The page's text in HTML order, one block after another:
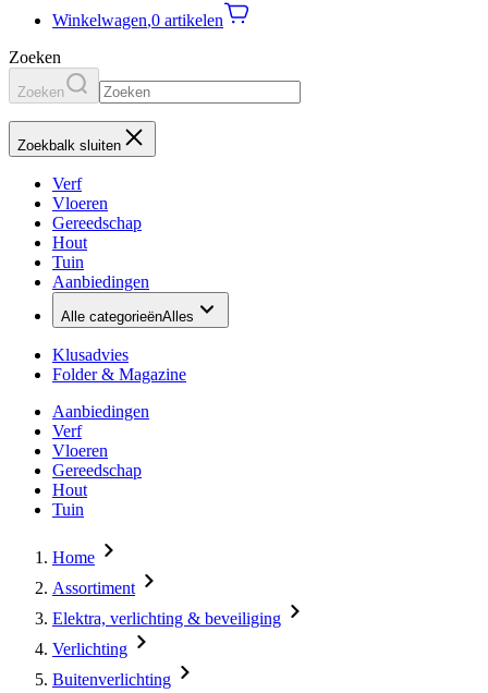
Winkelwagen,0 artikelen
Zoeken
Zoeken
Zoekbalk sluiten
Verf
Vloeren
Gereedschap
Hout
Tuin
Aanbiedingen
Alle categorieënAlles
Klusadvies
Folder & Magazine
Aanbiedingen
Verf
Vloeren
Gereedschap
Hout
Tuin
Home
Assortiment
Elektra, verlichting & beveiliging
Verlichting
Buitenverlichting